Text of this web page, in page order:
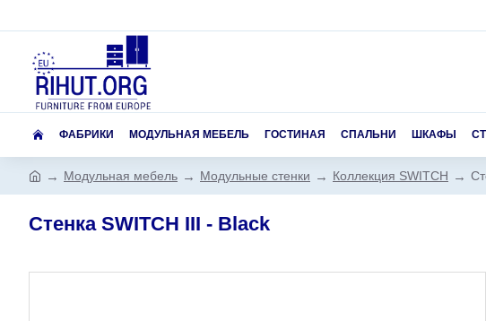
ФАБРИКИ МОДУЛЬНАЯ МЕБЕЛЬ ГОСТИНАЯ СПАЛЬНИ ШКАФЫ
Модульная мебель Модульные стенки Коллекция SWITCH
Стенка SWITCH III - Black